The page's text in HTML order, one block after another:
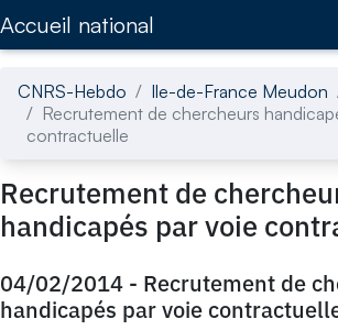
Accueil national
CNRS-Hebdo Ile-de-France Meudon
Recrutement de chercheurs
contractuelle
Recrutement de
handicapés par voie
04/02/2014 - Recrutement de
handicapés par voie